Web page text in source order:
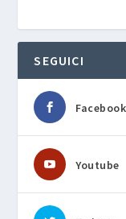
SEGUICI
Facebook
Youtube